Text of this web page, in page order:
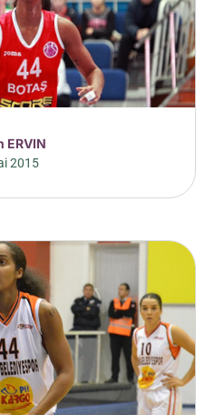
ERVIN
2015